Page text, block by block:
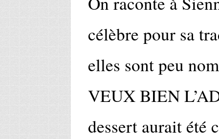
célèbre pour sa
elles sont peu
VEUX BIEN
dessert aurait été